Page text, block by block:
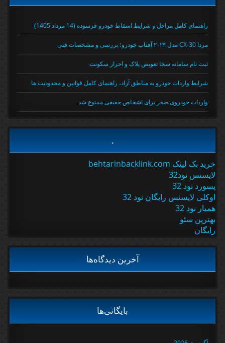
راهنمای کامل مراحل و شرایط اسقاط خودرو فرسوده (14 مرداد 1405)
مزدا CX-30 مدل ۲۰۲۴ آفتاب خودرو؛ بررسی و مشخصات فنی
ثبت نام سامانه سخا تعویض پلاک و احراز سکونت
شرایط واردات خودرو به مناطق آزاد، راهنمای کامل قوانین و محدودیت ها
واردات خودروی صفر برای اشخاص حقیقی ممنوع شد
خرید بک لینک behtarinbacklink.com
لایسنس نود32
پسورد نود 32
اوکلی لایسنس رایگان نود 32
همیار نود 32
بهترین سئو
رایگان
آخرین دیدگاه‌ها
بایگانی‌ها